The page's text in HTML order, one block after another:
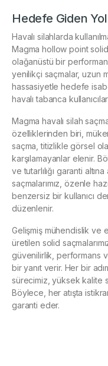
Hedefe Giden
Havalı silahlarda
Magma hollow point solid
olağanüstü bir
yenilikçi saçmalar, uzun
hassasiyetle hedefe
havalı tabanca
Magma havalı silah
özelliklerinden biri,
saçma, titizlikle görsel
karşılamayanlar elenir.
ve tutarlılığı garanti
saçmalarımız, özenle
benzersiz bir kullanıcı
düzenlenir.
Gelişmiş mühendislik ve
üretilen solid
güvenilirlik, performans
bir yanıt verir. Her bir
sürecimiz, yüksek kalite
Böylece, her atışta
garanti eder.